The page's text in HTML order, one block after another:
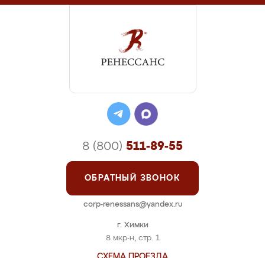
г. Химки
8 мкр-н, стр. 1
8 (800) 511-89-55
ОБРАТНЫЙ ЗВОНОК
corp-renessans@yandex.ru